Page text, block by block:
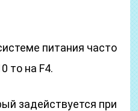
питания часто
то на F4.
задействуется при